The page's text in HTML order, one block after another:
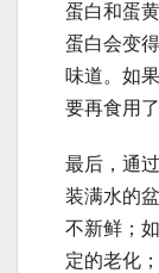
蛋白和蛋
蛋白会变
味道。如
要再食用了
最后，通
装满水的
不新鲜；
定的老化